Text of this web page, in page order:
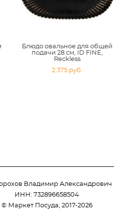
Блюдо овальное для общей
подачи 28 см, ID FINE,
Reckless
2 375 pуб.
Владимир Александрович
ИНН: 732896658504
© Маркет Посуда, 2017-2026